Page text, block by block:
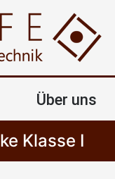
Über uns
Klasse I